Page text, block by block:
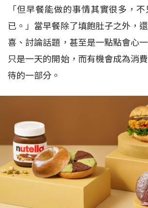
「但早餐能做的事情其實很多，
已。」當早餐除了填飽肚子之外，
喜、討論話題，甚至是一點點會心
只是一天的開始，而有機會成為消
待的一部分。